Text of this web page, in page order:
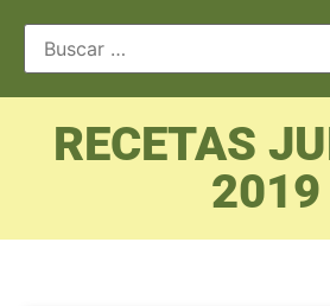
RECETAS
2019